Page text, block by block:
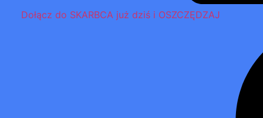
Dołącz do SKARBCA już dziś i OSZCZĘDZAJ